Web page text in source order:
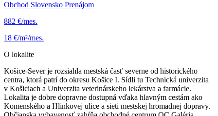
Obchod Slovensko Prenájom
882 €/mes.
18 €/m²/mes.
O lokalite
Košice-Sever je rozsiahla mestská časť severne od historického
centra, ktorá patrí do okresu Košice I. Sídli tu Technická univerzita
v Košiciach a Univerzita veterinárskeho lekárstva a farmácie.
Lokalita je dobre dopravne dostupná vďaka hlavným cestám ako
Komenského a Hlinkovej ulice a sieti mestskej hromadnej dopravy.